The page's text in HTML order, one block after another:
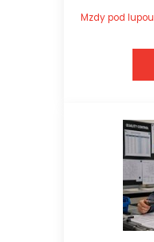
Mzdy pod lupou